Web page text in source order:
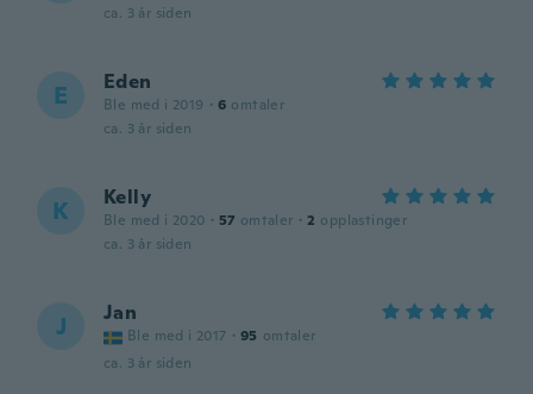
ca. 3 år siden
E Eden
Ble med i 2019 · 6 omtaler
ca. 3 år siden
K Kelly
Ble med i 2020 · 57 omtaler · 2 opplastinger
ca. 3 år siden
J Jan
Ble med i 2017 · 95 omtaler
ca. 3 år siden